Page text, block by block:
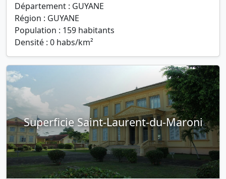
Département : GUYANE
Région : GUYANE
Population : 159 habitants
Densité : 0 habs/km²
Superficie Saint-Laurent-du-Maroni